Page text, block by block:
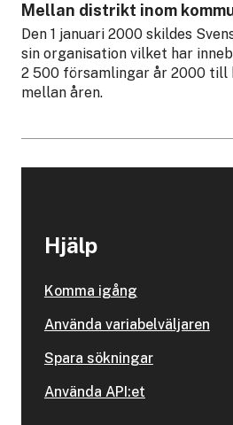
Mellan distrikt inom
Den 1 januari 2000 skildes
sin organisation vilket har
2 500 församlingar år 2000 till
mellan åren.
Hjälp
Komma igång
Använda variabelväljaren
Spara sökningar
Använda API:et